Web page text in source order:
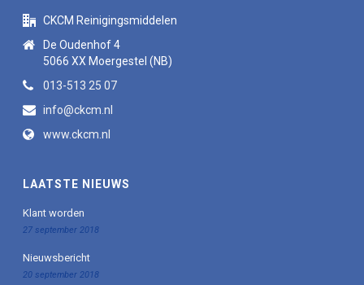
CKCM Reinigingsmiddelen
De Oudenhof 4
5066 XX Moergestel (NB)
013-513 25 07
info@ckcm.nl
www.ckcm.nl
LAATSTE NIEUWS
Klant worden
27 september 2018
Nieuwsbericht
20 september 2018